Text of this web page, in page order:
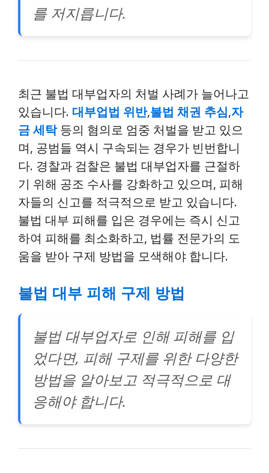
를 저지릅니다.
최근 불법 대부업자의 처벌 사례가 늘어나고
있습니다. 대부업법 위반,불법 채권 추심,자
금 세탁등의 혐의로 엄중 처벌을 받고 있으
며, 공범들 역시 구속되는 경우가 빈번합니
다. 경찰과 검찰은 불법 대부업자를 근절하
기 위해 공조 수사를 강화하고 있으며, 피해
자들의 신고를 적극적으로 받고 있습니다.
불법 대부 피해를 입은 경우에는 즉시 신고
하여 피해를 최소화하고, 법률 전문가의 도
움을 받아 구제 방법을 모색해야 합니다.
불법 대부 피해 구제 방법
불법 대부업자로 인해 피해를 입
었다면, 피해 구제를 위한 다양한
방법을 알아보고 적극적으로 대
응해야 합니다.